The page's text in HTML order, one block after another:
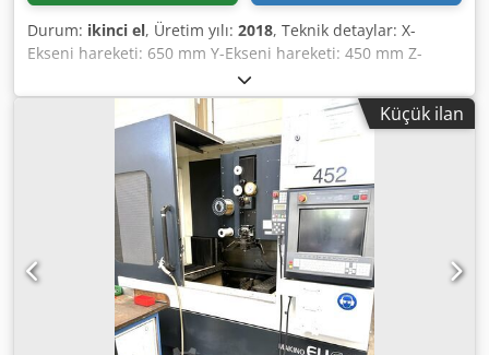
Durum: ikinci el, Üretim yılı: 2018, Teknik detaylar: X-
Ekseni hareketi: 650 mm Y-Ekseni hareketi: 450 mm Z-
Ekseni hareketi: 420 mm Dcsdpsy I Ak Iefx Ah Esk Kontrol:
MAKINO Hyper i U-Ekseni: ± 75 mm V-Ekseni: ± 75 mm
Maks. iş parçası boyutu UxGxY: 1000 x 800 x 400 mm İş
parçası ağırlığı: maks. 1500 kg Tabla boyutu: 910 x 710 mm
Makine ağırlığı yaklaşık: 5 ton Boyutlar
(Uzunluk/Genişlik/Yükseklik): 3 x 3 x 2,3 m Aksesuarlar:
Program hafızası: 10 GB Ethernet I/P arayüzü 5 eksenli su
banyolu tel erozyon makinesi mükemmel durumda. En
yüksek kesim hızları için H.E.A.T. sistemi
Küçük ilan